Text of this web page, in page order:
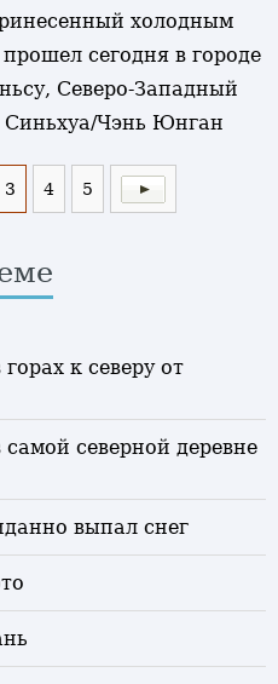
холодным
сегодня в городе
Северо-Западный
Чэнь Юнган
3 4 5
к северу от
северной деревне
выпал снег